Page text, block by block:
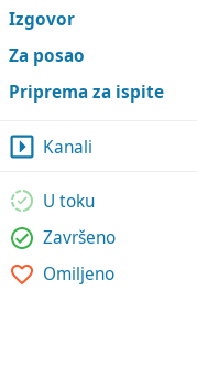
Izgovor
Za posao
Priprema za ispite
Kanali
U toku
Završeno
Omiljeno